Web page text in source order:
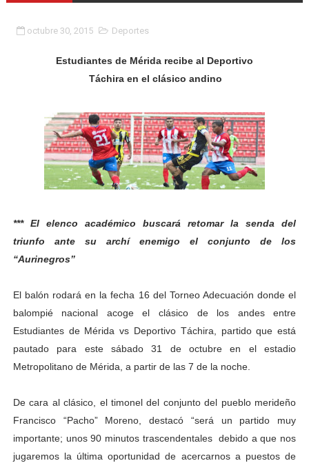
Gobierno bolivariano avanza en la transformación del
Hospital universitario muestra sus avances en visita
Instituto Nacional de Nutrición celebra Semana
Corposalud inició talleres para aspirantes al curso de
Fortalecen formación académica de médicos en
Fortaleciendo la economía comunal en El Vigía con
Campo Elías consolida plan de bacheo en el sector La
Fundecem inició con éxito el taller vacacional de
Plan Vacacional "Venezuela Ríe 2026" brinda
Iniciación al yoga reúne a diversos clubes deportivos
octubre 30, 2015 Deportes
Estudiantes de Mérida recibe al Deportivo
Táchira en el clásico andino
*** El elenco académico buscará retomar la senda del
triunfo ante su archí enemigo el conjunto de los
“Aurinegros”
El balón rodará en la fecha 16 del Torneo Adecuación donde el
balompié nacional acoge el clásico de los andes entre
Estudiantes de Mérida vs Deportivo Táchira, partido que está
pautado para este sábado 31 de octubre en el estadio
Metropolitano de Mérida, a partir de las 7 de la noche.
De cara al clásico, el timonel del conjunto del pueblo merideño
Francisco “Pacho” Moreno, destacó “será un partido muy
importante; unos 90 minutos trascendentales debido a que nos
jugaremos la última oportunidad de acercarnos a puestos de